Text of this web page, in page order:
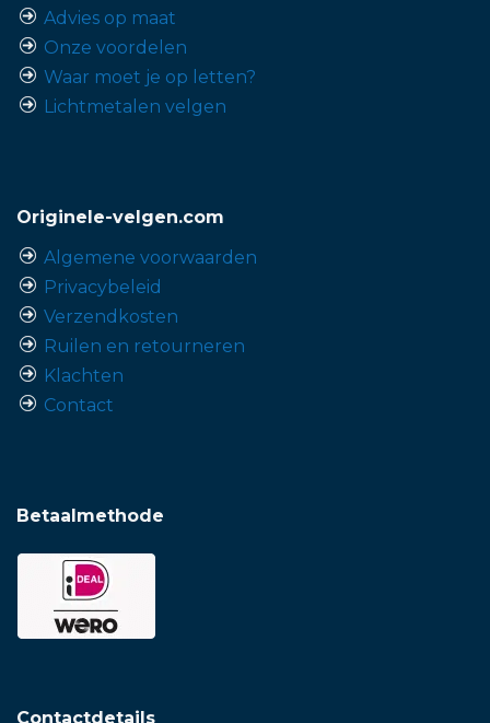
Advies op maat
Onze voordelen
Waar moet je op letten?
Lichtmetalen velgen
Originele-velgen.com
Algemene voorwaarden
Privacybeleid
Verzendkosten
Ruilen en retourneren
Klachten
Contact
Betaalmethode
Contactdetails